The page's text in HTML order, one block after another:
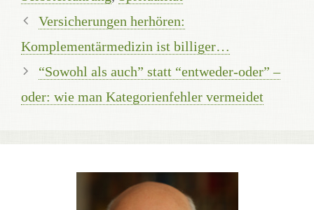
Versicherungen herhören:
Komplementärmedizin ist billiger…
“Sowohl als auch” statt “entweder-oder” –
oder: wie man Kategorienfehler vermeidet